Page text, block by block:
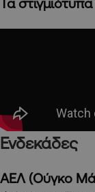
Ενδεκάδες
ΑΕΛ (Ούγκο